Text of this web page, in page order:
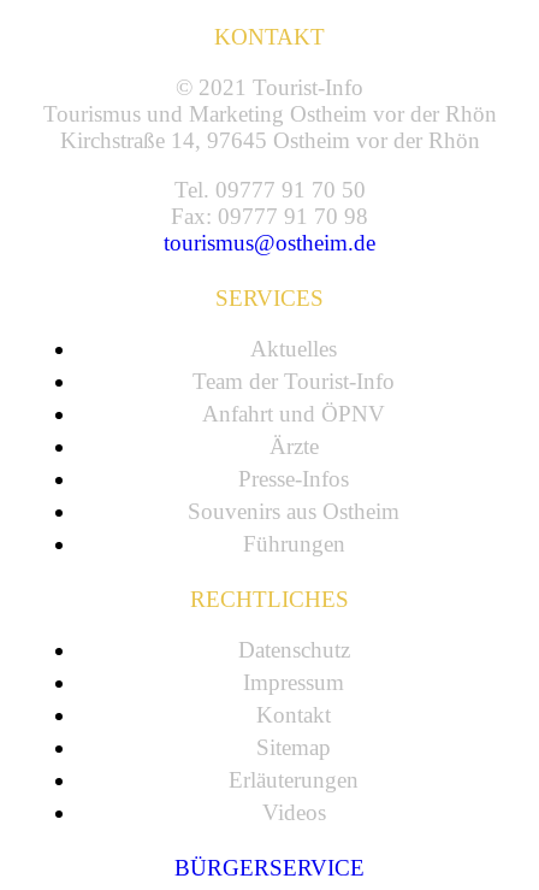
KONTAKT
© 2021 Tourist-Info
Tourismus und Marketing Ostheim vor der Rhön
Kirchstraße 14, 97645 Ostheim vor der Rhön
Tel. 09777 91 70 50
Fax: 09777 91 70 98
tourismus@ostheim.de
SERVICES
Aktuelles
Team der Tourist-Info
Anfahrt und ÖPNV
Ärzte
Presse-Infos
Souvenirs aus Ostheim
Führungen
RECHTLICHES
Datenschutz
Impressum
Kontakt
Sitemap
Erläuterungen
Videos
BÜRGERSERVICE